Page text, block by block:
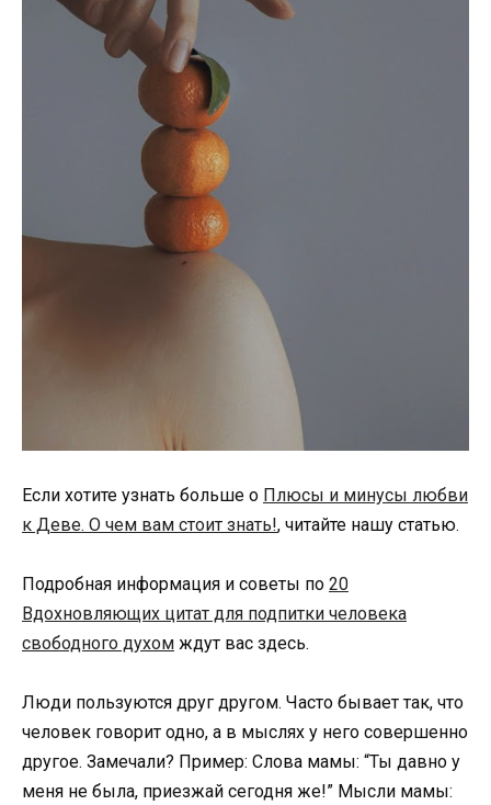
Если хотите узнать больше о Плюсы и минусы любви
к Деве. О чем вам стоит знать!, читайте нашу статью.
Подробная информация и советы по 20
Вдохновляющих цитат для подпитки человека
свободного духом ждут вас здесь.
Люди пользуются друг другом. Часто бывает так, что
человек говорит одно, а в мыслях у него совершенно
другое. Замечали? Пример: Слова мамы: “Ты давно у
меня не была, приезжай сегодня же!” Мысли мамы: